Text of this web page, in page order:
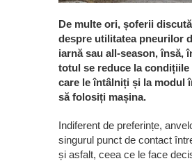
De multe ori, șoferii
despre utilitatea pneurilor
iarnă sau all-season, însă,
totul se reduce la condițiile
care le întâlniți și la modul
să folosiți mașina.
Indiferent de preferințe,
singurul punct de contact
și asfalt, ceea ce le face